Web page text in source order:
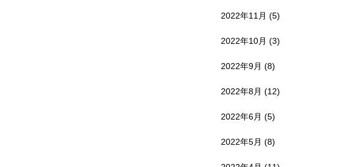
2022年11月 (5)
2022年10月 (3)
2022年9月 (8)
2022年8月 (12)
2022年6月 (5)
2022年5月 (8)